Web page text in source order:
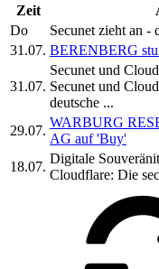
Zeit
Do
Secunet zieht an -
31.07. BERENBERG
31.07.
Secunet und
Secunet und
deutsche ...
29.07.
WARBURG
AG auf 'Buy'
18.07.
Digitale
Cloudflare: Die